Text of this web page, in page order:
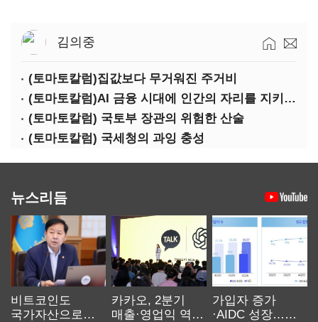
김의중
(토마토칼럼)집값보다 무거워진 주거비
(토마토칼럼)AI 금융 시대에 인간의 자리를 지키는 열쇠
(토마토칼럼) 국토부 장관의 위험한 산술
(토마토칼럼) 국세청의 과잉 충성
뉴스리듬
비트코인도
국가자산으로…'
카카오, 2분기
매출·영업익 역대
가입자 증가
·AIDC 성장…